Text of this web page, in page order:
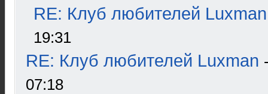
RE: Клуб любителей Luxman
19:31
RE: Клуб любителей Luxman
07:18